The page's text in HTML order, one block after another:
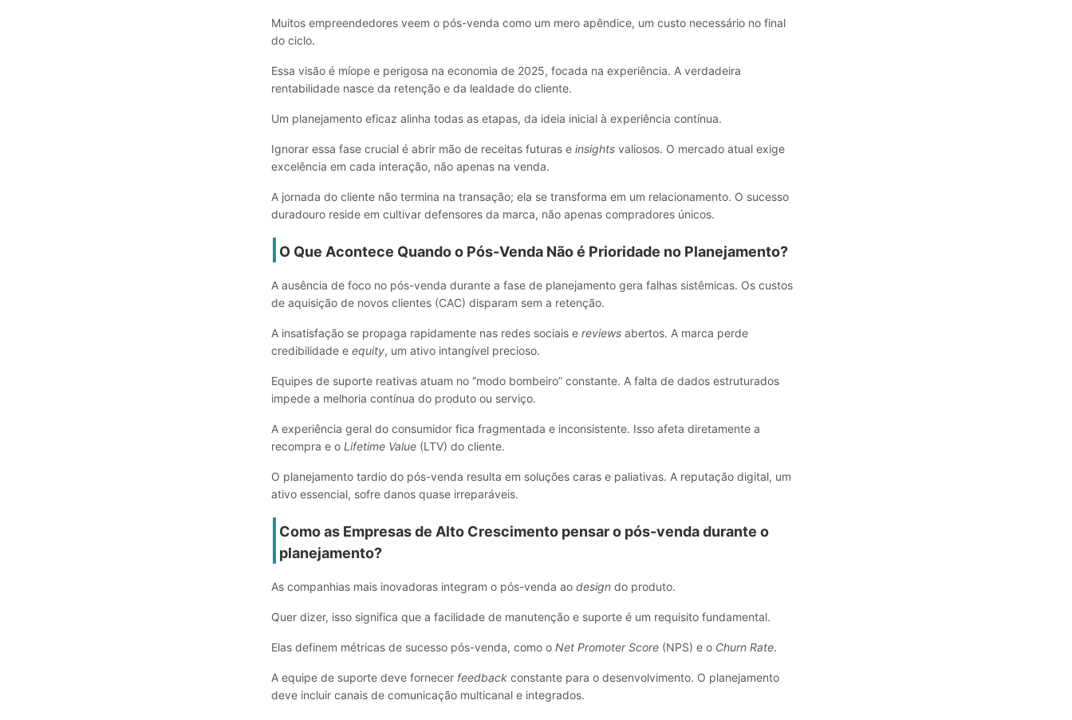
Muitos empreendedores veem o pós-venda como um mero apêndice, um custo necessário no final
do ciclo.
Essa visão é míope e perigosa na economia de 2025, focada na experiência. A verdadeira
rentabilidade nasce da retenção e da lealdade do cliente.
Um planejamento eficaz alinha todas as etapas, da ideia inicial à experiência contínua.
Ignorar essa fase crucial é abrir mão de receitas futuras e insights valiosos. O mercado atual exige
excelência em cada interação, não apenas na venda.
A jornada do cliente não termina na transação; ela se transforma em um relacionamento. O sucesso
duradouro reside em cultivar defensores da marca, não apenas compradores únicos.
O Que Acontece Quando o Pós-Venda Não é Prioridade no Planejamento?
A ausência de foco no pós-venda durante a fase de planejamento gera falhas sistêmicas. Os custos
de aquisição de novos clientes (CAC) disparam sem a retenção.
A insatisfação se propaga rapidamente nas redes sociais e reviews abertos. A marca perde
credibilidade e equity, um ativo intangível precioso.
Equipes de suporte reativas atuam no “modo bombeiro” constante. A falta de dados estruturados
impede a melhoria contínua do produto ou serviço.
A experiência geral do consumidor fica fragmentada e inconsistente. Isso afeta diretamente a
recompra e o Lifetime Value (LTV) do cliente.
O planejamento tardio do pós-venda resulta em soluções caras e paliativas. A reputação digital, um
ativo essencial, sofre danos quase irreparáveis.
Como as Empresas de Alto Crescimento pensar o pós-venda durante o
planejamento?
As companhias mais inovadoras integram o pós-venda ao design do produto.
Quer dizer, isso significa que a facilidade de manutenção e suporte é um requisito fundamental.
Elas definem métricas de sucesso pós-venda, como o Net Promoter Score (NPS) e o Churn Rate.
A equipe de suporte deve fornecer feedback constante para o desenvolvimento. O planejamento
deve incluir canais de comunicação multicanal e integrados.